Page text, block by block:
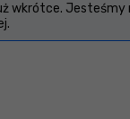
wkrótce. Jesteśmy